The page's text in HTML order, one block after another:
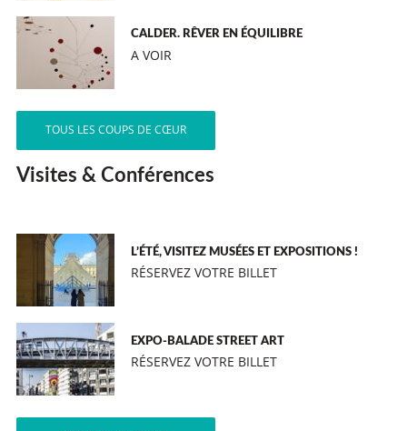
CALDER. RÊVER EN ÉQUILIBRE
A VOIR
TOUS LES COUPS DE CŒUR
Visites & Conférences
L’ÉTÉ, VISITEZ MUSÉES ET EXPOSITIONS !
RÉSERVEZ VOTRE BILLET
EXPO-BALADE STREET ART
RÉSERVEZ VOTRE BILLET